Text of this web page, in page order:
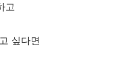
고
싶다면